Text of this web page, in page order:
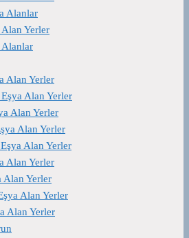
Alanlar
Yerler
Alanlar
Alan Yerler
Alan Yerler
Alan Yerler
Alan Yerler
Alan Yerler
Alan Yerler
Alan Yerler
Alan Yerler
Alan Yerler